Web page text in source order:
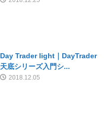
Day Trader light｜DayTrader
天底シリーズ入門シ...
2018.12.05